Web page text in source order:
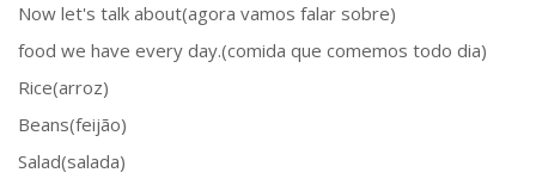
Now let's talk about(agora vamos falar sobre)
food we have every day.(comida que comemos todo dia)
Rice(arroz)
Beans(feijão)
Salad(salada)